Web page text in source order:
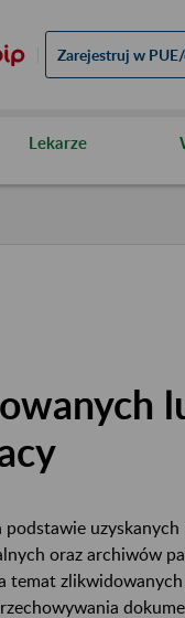
Zarejestruj w
Lekarze
podstawie
oraz archiwów
zlikwidowanych